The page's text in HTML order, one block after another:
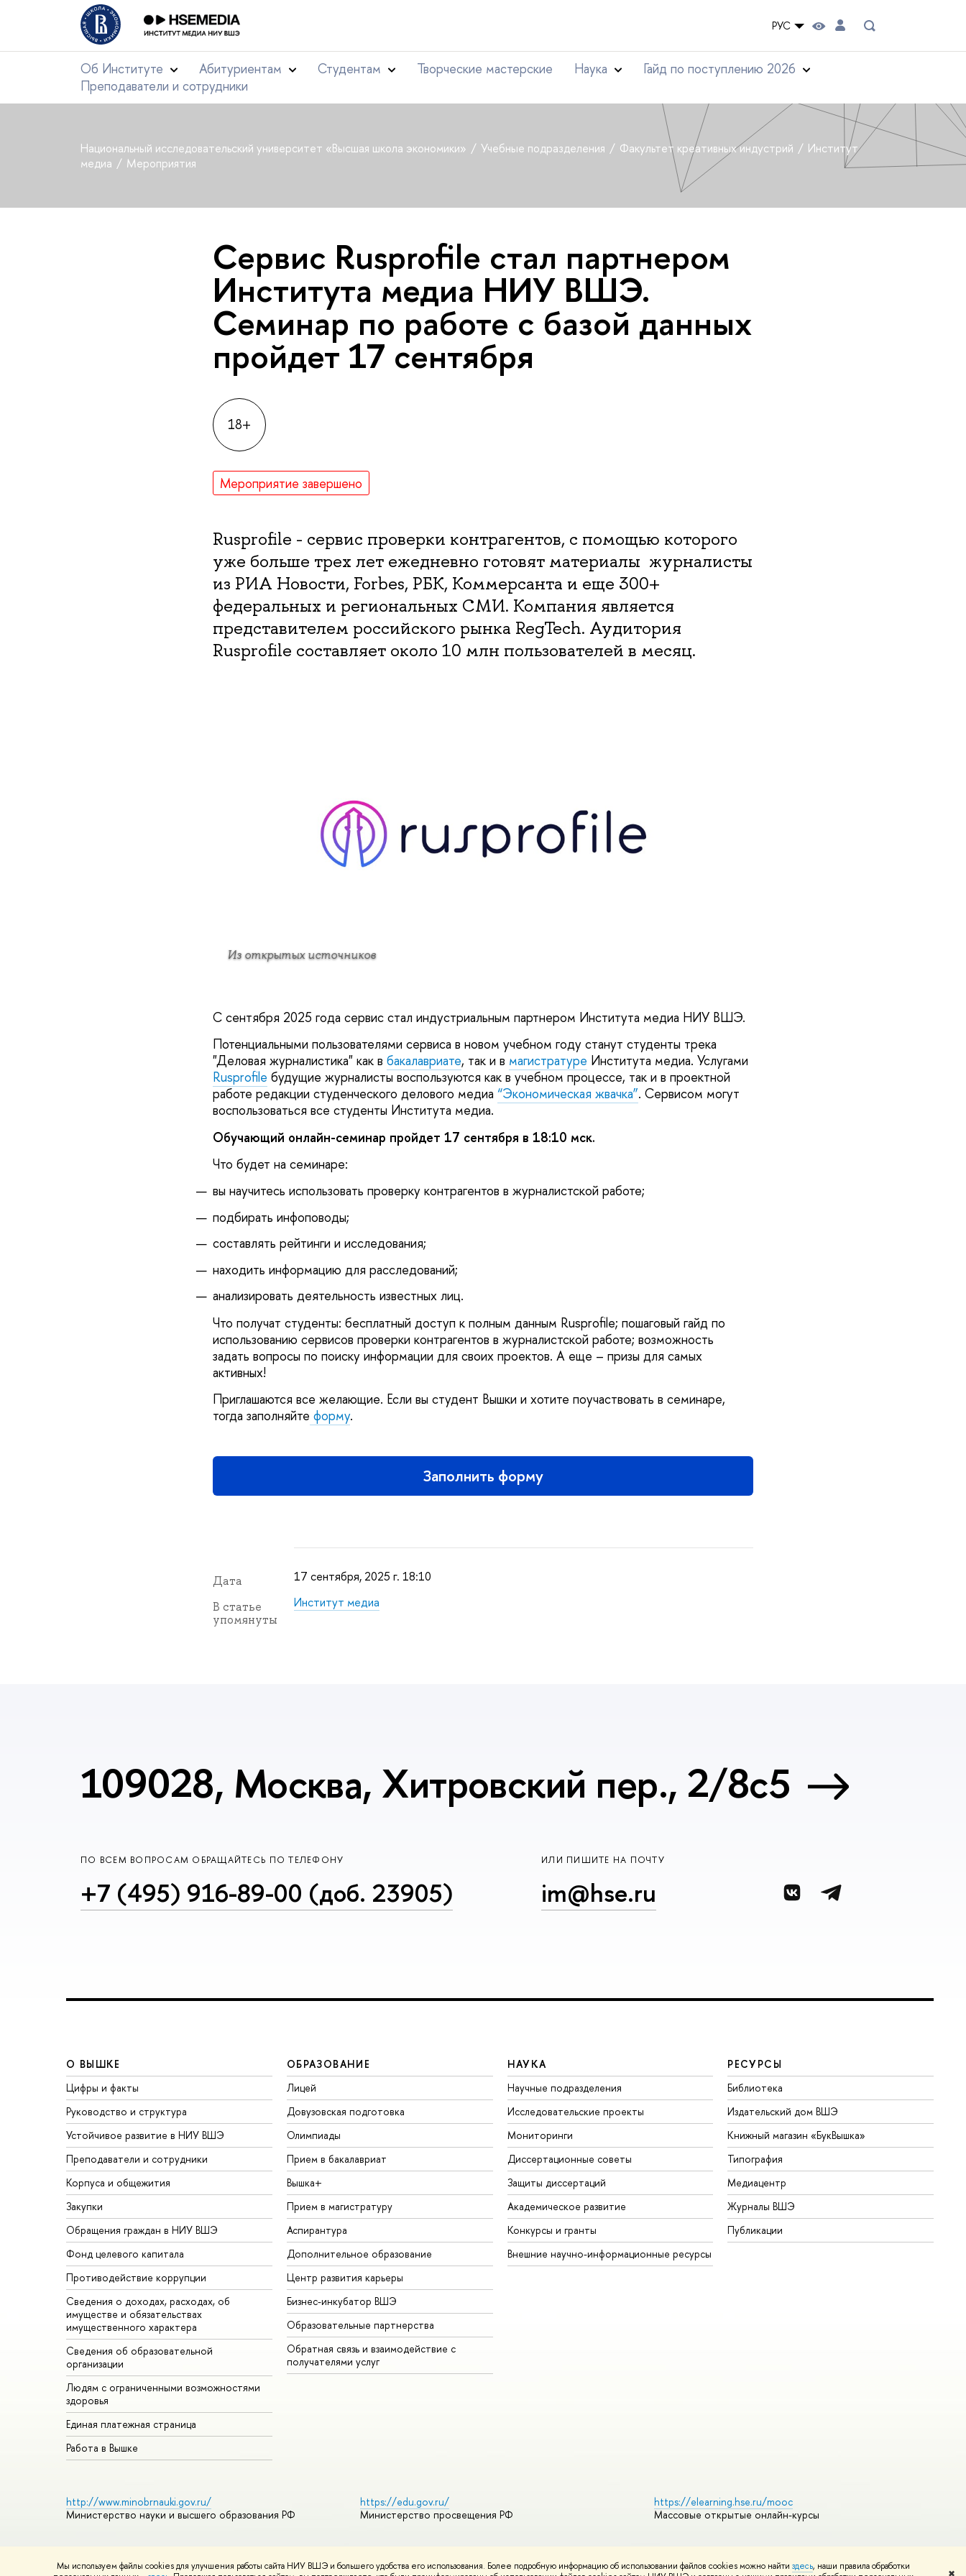
Мы используем файлы cookies для улучшения работы сайта НИУ ВШЭ и большего удобства его использования. Более подробную информацию об использовании файлов cookies можно найти здесь, наши правила обработки
✖
РУС
Об Институте Абитуриентам Студентам Творческие мастерские Наука
Гайд по поступлению 2026
Преподаватели и сотрудники
Национальный исследовательский университет «Высшая школа экономики» Учебные подразделения Факультет креативных индустрий
Институт
медиа
Мероприятия
Сервис Rusprofile стал партнером
Института медиа НИУ ВШЭ.
Семинар по работе с базой данных
пройдет 17 сентября
18+
Мероприятие завершено
Rusprofile - сервис проверки контрагентов, с помощью которого
уже больше трех лет ежедневно готовят материалы журналисты
из РИА Новости, Forbes, РБК, Коммерсанта и еще 300+
федеральных и региональных СМИ. Компания является
представителем российского рынка RegTech. Аудитория
Rusprofile составляет около 10 млн пользователей в месяц.
Из открытых источников
С сентября 2025 года сервис стал индустриальным партнером Института медиа НИУ ВШЭ.
Потенциальными пользователями сервиса в новом учебном году станут студенты трека
"Деловая журналистика" как в бакалавриате, так и в магистратуре Института медиа. Услугами
Rusprofile будущие журналисты воспользуются как в учебном процессе, так и в проектной
работе редакции студенческого делового медиа “Экономическая жвачка”. Сервисом могут
воспользоваться все студенты Института медиа.
Обучающий онлайн-семинар пройдет 17 сентября в 18:10 мск.
Что будет на семинаре:
вы научитесь использовать проверку контрагентов в журналистской работе;
подбирать инфоповоды;
составлять рейтинги и исследования;
находить информацию для расследований;
анализировать деятельность известных лиц.
Что получат студенты: бесплатный доступ к полным данным Rusprofile; пошаговый гайд по
использованию сервисов проверки контрагентов в журналистской работе; возможность
задать вопросы по поиску информации для своих проектов. А еще – призы для самых
активных!
Приглашаются все желающие. Если вы студент Вышки и хотите поучаствовать в семинаре,
тогда заполняйте форму.
Заполнить форму
Дата 17 сентября, 2025 г. 18:10
В статье
упомянуты
Институт медиа
109028, Москва, Хитровский пер., 2/8с5
ПО ВСЕМ ВОПРОСАМ ОБРАЩАЙТЕСЬ ПО ТЕЛЕФОНУ
+7 (495) 916-89-00 (доб. 23905)
ИЛИ ПИШИТЕ НА ПОЧТУ
im@hse.ru
О ВЫШКЕ
Цифры и факты
Руководство и структура
Устойчивое развитие в НИУ ВШЭ
Преподаватели и сотрудники
Корпуса и общежития
Закупки
Обращения граждан в НИУ ВШЭ
Фонд целевого капитала
Противодействие коррупции
Сведения о доходах, расходах, об
имуществе и обязательствах
имущественного характера
Сведения об образовательной
организации
Людям с ограниченными возможностями
здоровья
Единая платежная страница
Работа в Вышке
ОБРАЗОВАНИЕ
Лицей
Довузовская подготовка
Олимпиады
Прием в бакалавриат
Вышка+
Прием в магистратуру
Аспирантура
Дополнительное образование
Центр развития карьеры
Бизнес-инкубатор ВШЭ
Образовательные партнерства
Обратная связь и взаимодействие с
получателями услуг
НАУКА
Научные подразделения
Исследовательские проекты
Мониторинги
Диссертационные советы
Защиты диссертаций
Академическое развитие
Конкурсы и гранты
Внешние научно-информационные ресурсы
РЕСУРСЫ
Библиотека
Издательский дом ВШЭ
Книжный магазин «БукВышка»
Типография
Медиацентр
Журналы ВШЭ
Публикации
http://www.minobrnauki.gov.ru/
Министерство науки и высшего образования РФ
https://edu.gov.ru/
Министерство просвещения РФ
https://elearning.hse.ru/mooc
Массовые открытые онлайн-курсы
© НИУ ВШЭ 1993–2026 Адреса и контактыУсловия использования материаловПолитика конфиденциальностиКарта сайта
Редактору